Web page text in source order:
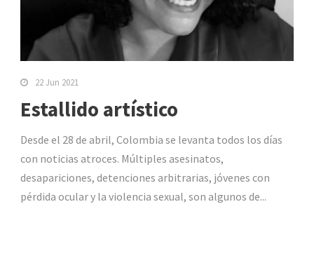
22 Jun 2021
Estallido artístico
Desde el 28 de abril, Colombia se levanta todos los días
con noticias atroces. Múltiples asesinatos,
desapariciones, detenciones arbitrarias, jóvenes con
pérdida ocular y la violencia sexual, son algunos de...